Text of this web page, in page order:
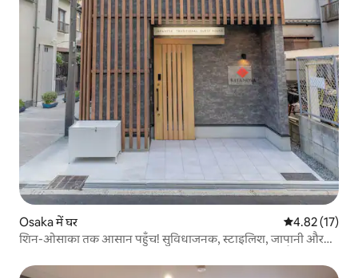
Osaka में घर औसत रेटिंग 5 में
4.82 (17)
शिन-ओसाका तक आसान पहुँच! सुविधाजनक, स्टाइलिश, जापानी और